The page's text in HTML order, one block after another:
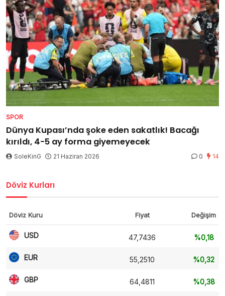
SPOR
Dünya Kupası’nda şoke eden sakatlık! Bacağı
kırıldı, 4-5 ay forma giyemeyecek
SoleKinG 21 Haziran 2026 0 14
Döviz Kurları
Döviz Kuru Fiyat Değişim
USD 47,7436 %0,18
EUR 55,2510 %0,32
GBP 64,4811 %0,38